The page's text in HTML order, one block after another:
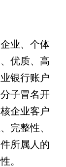
业、个体
优质、高
银行账户
子冒名开
企业客户
完整性、
所属人的
。